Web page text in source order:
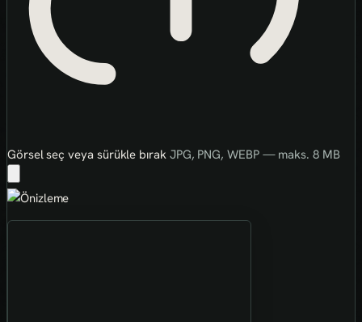
Görsel seç veya sürükle bırak JPG, PNG, WEBP — maks. 8 MB